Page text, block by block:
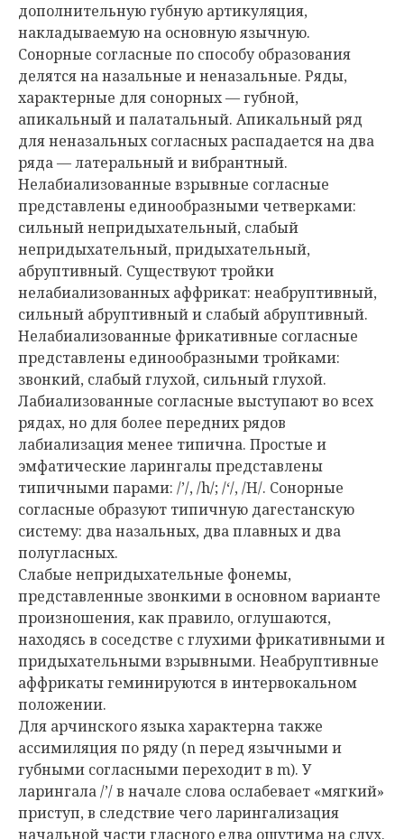
дополнительную губную артикуляция,
накладываемую на основную язычную.
Сонорные согласные по способу образования
делятся на назальные и неназальные. Ряды,
характерные для сонорных — губной,
апикальный и палатальный. Апикальный ряд
для неназальных согласных распадается на два
ряда — латеральный и вибрантный.
Нелабиализованные взрывные согласные
представлены единообразными четверками:
сильный непридыхательный, слабый
непридыхательный, придыхательный,
абруптивный. Существуют тройки
нелабиализованных аффрикат: неабруптивный,
сильный абруптивный и слабый абруптивный.
Нелабиализованные фрикативные согласные
представлены единообразными тройками:
звонкий, слабый глухой, сильный глухой.
Лабиализованные согласные выступают во всех
рядах, но для более передних рядов
лабиализация менее типична. Простые и
эмфатические ларингалы представлены
типичными парами: /’/, /h/; /‘/, /H/. Сонорные
согласные образуют типичную дагестанскую
систему: два назальных, два плавных и два
полугласных.
Слабые непридыхательные фонемы,
представленные звонкими в основном варианте
произношения, как правило, оглушаются,
находясь в соседстве с глухими фрикативными и
придыхательными взрывными. Неабруптивные
аффрикаты геминируются в интервокальном
положении.
Для арчинского языка характерна также
ассимиляция по ряду (n перед язычными и
губными согласными переходит в m). У
ларингала /’/ в начале слова ослабевает «мягкий»
приступ, в следствие чего ларингализация
начальной части гласного едва ощутима на слух.